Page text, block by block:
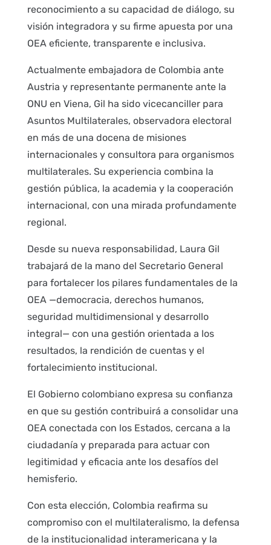
reconocimiento a su capacidad de diálogo, su
visión integradora y su firme apuesta por una
OEA eficiente, transparente e inclusiva.
Actualmente embajadora de Colombia ante
Austria y representante permanente ante la
ONU en Viena, Gil ha sido vicecanciller para
Asuntos Multilaterales, observadora electoral
en más de una docena de misiones
internacionales y consultora para organismos
multilaterales. Su experiencia combina la
gestión pública, la academia y la cooperación
internacional, con una mirada profundamente
regional.
Desde su nueva responsabilidad, Laura Gil
trabajará de la mano del Secretario General
para fortalecer los pilares fundamentales de la
OEA —democracia, derechos humanos,
seguridad multidimensional y desarrollo
integral— con una gestión orientada a los
resultados, la rendición de cuentas y el
fortalecimiento institucional.
El Gobierno colombiano expresa su confianza
en que su gestión contribuirá a consolidar una
OEA conectada con los Estados, cercana a la
ciudadanía y preparada para actuar con
legitimidad y eficacia ante los desafíos del
hemisferio.
Con esta elección, Colombia reafirma su
compromiso con el multilateralismo, la defensa
de la institucionalidad interamericana y la